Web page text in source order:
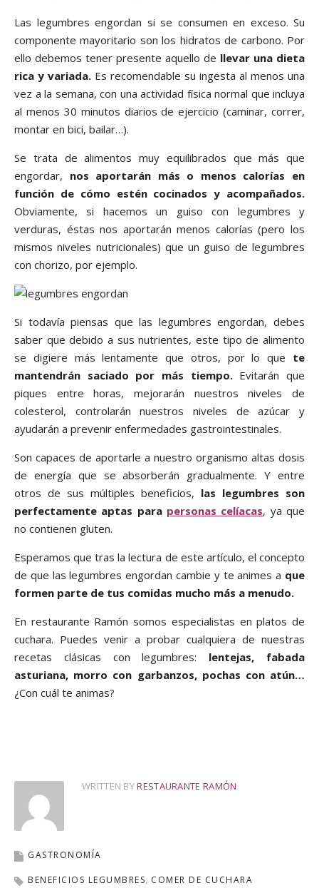
Las legumbres engordan si se consumen en exceso. Su
componente mayoritario son los hidratos de carbono. Por
ello debemos tener presente aquello de llevar una dieta
rica y variada. Es recomendable su ingesta al menos una
vez a la semana, con una actividad física normal que incluya
al menos 30 minutos diarios de ejercicio (caminar, correr,
montar en bici, bailar…).
Se trata de alimentos muy equilibrados que más que
engordar, nos aportarán más o menos calorías en
función de cómo estén cocinados y acompañados.
Obviamente, si hacemos un guiso con legumbres y
verduras, éstas nos aportarán menos calorías (pero los
mismos niveles nutricionales) que un guiso de legumbres
con chorizo, por ejemplo.
Si todavía piensas que las legumbres engordan, debes
saber que debido a sus nutrientes, este tipo de alimento
se digiere más lentamente que otros, por lo que te
mantendrán saciado por más tiempo.Evitarán que
piques entre horas, mejorarán nuestros niveles de
colesterol, controlarán nuestros niveles de azúcar y
ayudarán a prevenir enfermedades gastrointestinales.
Son capaces de aportarle a nuestro organismo altas dosis
de energía que se absorberán gradualmente. Y entre
otros de sus múltiples beneficios, las legumbres son
perfectamente aptas para personas celíacas, ya que
no contienen gluten.
Esperamos que tras la lectura de este artículo, el concepto
de que las legumbres engordan cambie y te animes a que
formen parte de tus comidas mucho más a menudo.
En restaurante Ramón somos especialistas en platos de
cuchara. Puedes venir a probar cualquiera de nuestras
recetas clásicas con legumbres: lentejas, fabada
asturiana, morro con garbanzos, pochas con atún…
¿Con cuál te animas?
WRITTEN BYRESTAURANTE RAMÓN
GASTRONOMÍA
BENEFICIOS LEGUMBRES COMER DE CUCHARA